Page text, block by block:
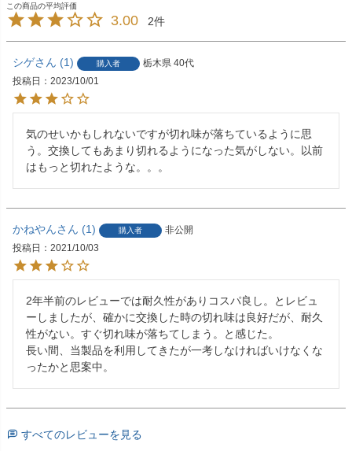
3.00 2
シゲ 1 購入者 栃木県 40代
投稿日
2023/10/01
気のせいかもしれないですが切れ味が落ちているように思
う。交換してもあまり切れるようになった気がしない。以前
はもっと切れたような。。。
かねやん 1 購入者
非公開
投稿日
2021/10/03
2年半前のレビューでは耐久性がありコスパ良し。とレビュ
ーしましたが、確かに交換した時の切れ味は良好だが、耐久
性がない。すぐ切れ味が落ちてしまう。と感じた。
長い間、当製品を利用してきたが一考しなければいけなくな
ったかと思案中。
すべてのレビューを見る